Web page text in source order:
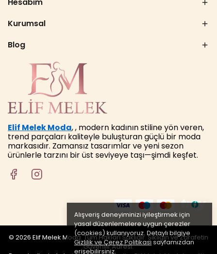
Alışveriş deneyiminizi iyileştirmek için
yasal düzenlemelere uygun çerezler
(cookies) kullanıyoruz. Detaylı bilgiye
Gizlilik ve Çerez Politikasısayfamızdan
erişebilirsiniz.
Hesabım
Kurumsal
Blog
Elif Melek Moda, , modern kadının stiline yön veren,
trend parçaları kaliteyle buluşturan güçlü bir moda
markasıdır. Zamansız tasarımlar ve yeni sezon
ürünlerle tarzını bir üst seviyeye taşı—şimdi keşfet.
© 2026 Elif Melek Moda. Tüm Hakları Saklıdır. Şıklığın ve Zarafetin
Güvenilir Adresi.